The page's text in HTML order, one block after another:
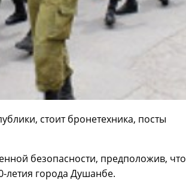
стоит бронетехника, посты
безопасности, предположив, что
летия города Душанбе.